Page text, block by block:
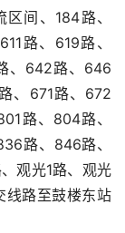
间、184路、
路、619路、
、642路、646
、671路、672
路、804路、
路、846路、
观光1路、观光
线路至鼓楼东站